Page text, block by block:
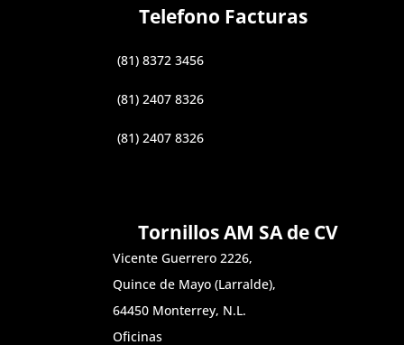
Telefono Facturas
(81) 8372 3456
(81) 2407 8326
(81) 2407 8326
Tornillos AM SA de CV
Vicente Guerrero 2226,
Quince de Mayo (Larralde),
64450 Monterrey, N.L.
Oficinas